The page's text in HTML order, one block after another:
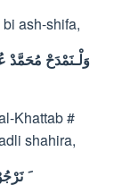
ash-shifa,
وَلْـنَمْدَحْ مُحَمَّدْ
Khattab #
shahira,